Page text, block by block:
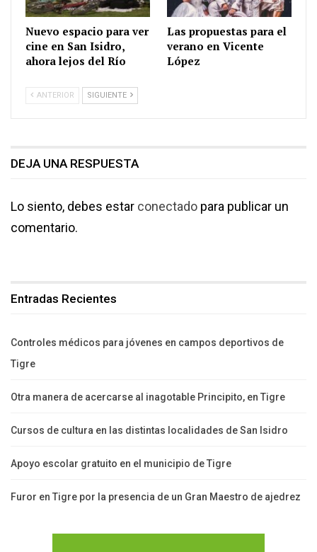
Nuevo espacio para ver
cine en San Isidro,
ahora lejos del Río
Las propuestas para el
verano en Vicente
López
ANTERIOR SIGUIENTE
DEJA UNA RESPUESTA
Lo siento, debes estar conectado para publicar un
comentario.
Entradas Recientes
Controles médicos para jóvenes en campos deportivos de
Tigre
Otra manera de acercarse al inagotable Principito, en Tigre
Cursos de cultura en las distintas localidades de San Isidro
Apoyo escolar gratuito en el municipio de Tigre
Furor en Tigre por la presencia de un Gran Maestro de ajedrez